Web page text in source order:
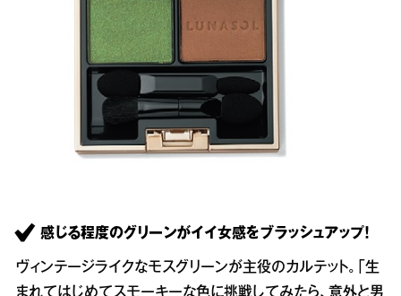
感じる程度のグリーンがイイ女感をブラッシュアップ！
ヴィンテージライクなモスグリーンが主役のカルテット。「生
まれてはじめてスモーキーな色に挑戦してみたら、意外と男